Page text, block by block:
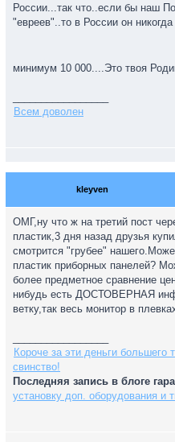
России...так что..если бы наш
"евреев"..то в России он
минимум 10 000....Это твоя
Всем доволен
kleyven
ОМГ,ну что ж на третий пост
пластик,3 дня назад друзья
смотрится "грубее"
пластик приборных панелей?
более предметное сравнение
нибудь есть ДОСТОВЕРНАЯ
ветку,так весь монитор в
Короче за эти деньги большего
свинство!
Последняя запись в блоге
установку доп. оборудования и